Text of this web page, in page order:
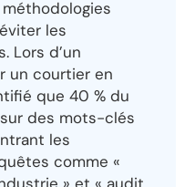
les
Lors d’un
un courtier en
que 40 % du
des mots-clés
les
comme «